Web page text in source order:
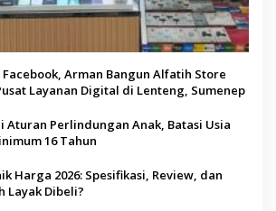
Arman Bangun Alfatih Store
Layanan Digital di Lenteng, Sumenep
Aturan Perlindungan Anak, Batasi Usia
16 Tahun
Harga 2026: Spesifikasi, Review, dan
Layak Dibeli?